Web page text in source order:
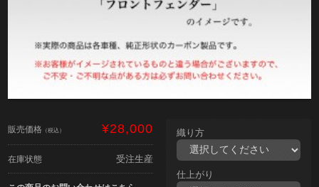
販売価格 （税込） ¥28,000
在庫状態 受注生産
織り方
仕上がり